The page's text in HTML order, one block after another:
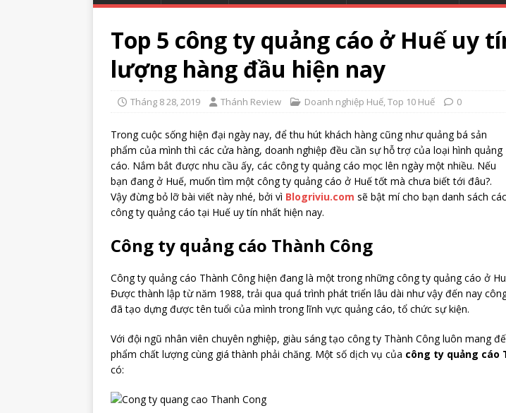
Top 5 công ty quảng cáo ở Huế uy
lượng hàng đầu hiện nay
Tháng 8 28, 2019 Thánh Review Doanh nghiệp Huế,Top 10 Huế 0
Trong cuộc sống hiện đại ngày nay, để thu hút khách hàng cũng như quảng bá sản
phẩm của mình thì các cửa hàng, doanh nghiệp đều cần sự hỗ trợ của loại hình quảng
cáo. Nắm bắt được nhu cầu ấy, các công ty quảng cáo mọc lên ngày một nhiều. Nếu
bạn đang ở Huế, muốn tìm một công ty quảng cáo ở Huế tốt mà chưa biết tới đâu?.
Vậy đừng bỏ lỡ bài viết này nhé, bởi vì Blogriviu.com sẽ bật mí cho bạn danh sách các
công ty quảng cáo tại Huế uy tín nhất hiện nay.
Công ty quảng cáo Thành Công
Công ty quảng cáo Thành Công hiện đang là một trong những công ty quảng cáo ở
Được thành lập từ năm 1988, trải qua quá trình phát triển lâu dài như vậy đến nay
đã tạo dựng được tên tuổi của mình trong lĩnh vực quảng cáo, tổ chức sự kiện.
Với đội ngũ nhân viên chuyên nghiệp, giàu sáng tạo công ty Thành Công luôn mang
phẩm chất lượng cùng giá thành phải chăng. Một số dịch vụ của công ty quảng cáo
có: